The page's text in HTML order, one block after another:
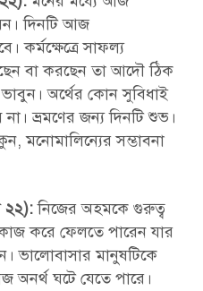
দিনটি আজ
কর্মক্ষেত্রে সাফল্য
বা করছেন তা আদৌ ঠিক
অর্থের কোন সুবিধাই
ভ্রমণের জন্য দিনটি শুভ।
মনোমালিন্যের সম্ভাবনা
২২):নিজের অহমকে গুরুত্ব
করে ফেলতে পারেন যার
ভালোবাসার মানুষটিকে
অনর্থ ঘটে যেতে পারে।